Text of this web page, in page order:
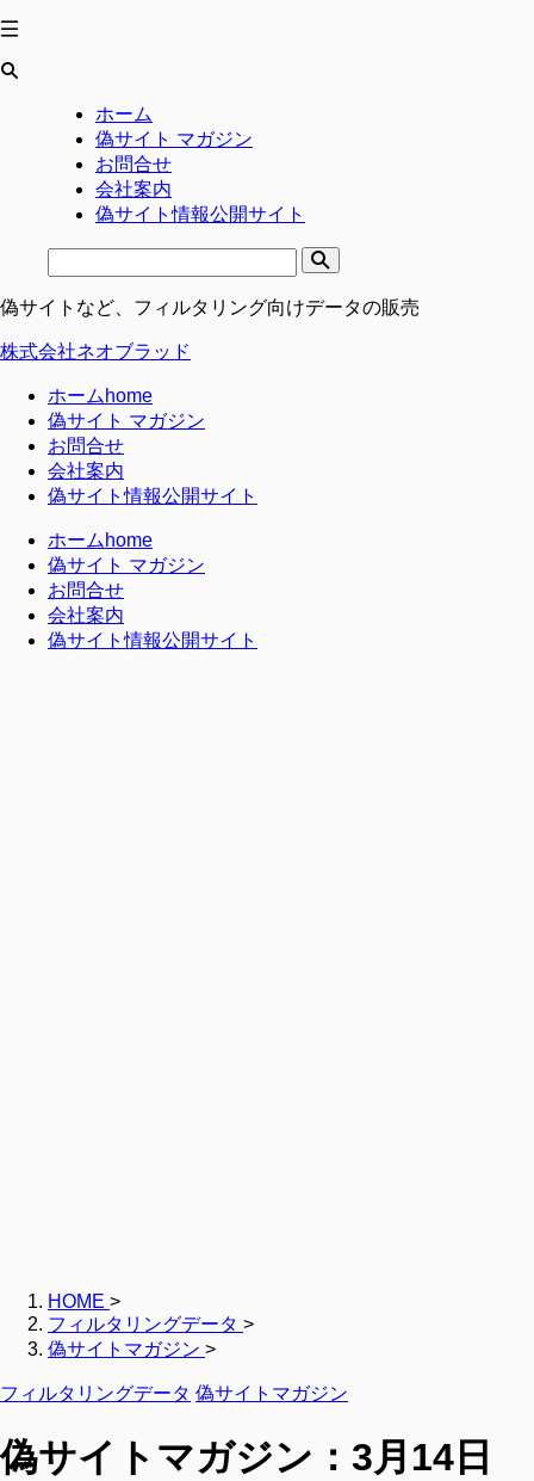
ホーム
偽サイト マガジン
お問合せ
会社案内
偽サイト情報公開サイト
偽サイトなど、フィルタリング向けデータの販売
株式会社ネオブラッド
ホーム home
偽サイト マガジン
お問合せ
会社案内
偽サイト情報公開サイト
ホーム home
偽サイト マガジン
お問合せ
会社案内
偽サイト情報公開サイト
HOME >
フィルタリングデータ >
偽サイトマガジン >
フィルタリングデータ 偽サイトマガジン
偽サイトマガジン：3月14日